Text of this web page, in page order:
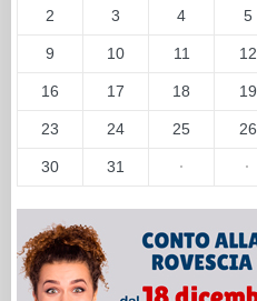
2 3 4 5
9 10 11 12
16 17 18 19
23 24 25 26
30 31 · ·